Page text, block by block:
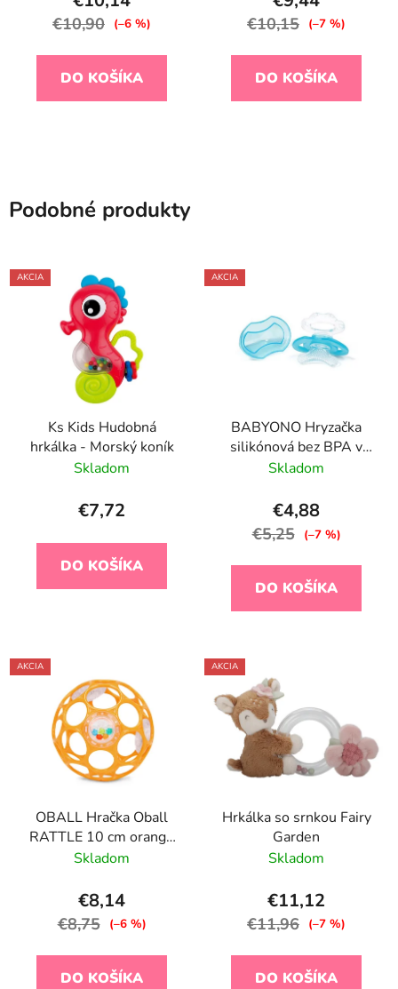
€10,90 (–6 %)
DO KOŠÍKA
€10,15 (–7 %)
DO KOŠÍKA
Podobné produkty
AKCIA
Ks Kids Hudobná
hrkálka - Morský koník
Skladom
€7,72
DO KOŠÍKA
AKCIA
BABYONO Hryzačka
silikónová bez BPA v
tvare cumlíka s krytom
Skladom
€4,88
€5,25 (–7 %)
DO KOŠÍKA
AKCIA
OBALL Hračka Oball
RATTLE 10 cm orange
0m+
Skladom
€8,14
€8,75 (–6 %)
DO KOŠÍKA
AKCIA
Hrkálka so srnkou Fairy
Garden
Skladom
€11,12
€11,96 (–7 %)
DO KOŠÍKA